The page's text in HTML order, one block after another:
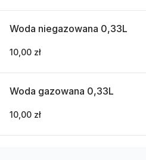
Woda niegazowana 0,33L
10,00 zł
Woda gazowana 0,33L
10,00 zł